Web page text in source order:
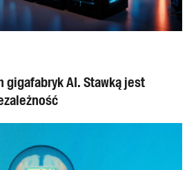
gigafabryk AI. Stawką jest